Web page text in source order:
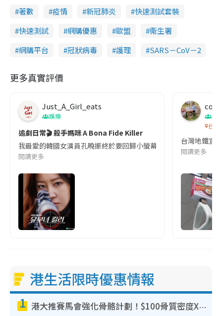
著數 疫情 新冠肺炎
快速測試套裝
快速測試
網購優惠 歐盟
衞生署
網購平台
冠狀病毒 護理 SARS－CoV－2
更多真實評價
Just_A_Girl_eats
娛樂
追劇日常🎬 殺手媽咪 A Bona Fide Killer
我最愛的韓國女演員孔曉振終於要回歸小螢幕啦!這次的劇本改編
閱讀更多
co
吹
台灣
台灣地鐵宣
閱讀更多
港生活限時優惠情報
1 港大推賽馬會強化骨骼計劃！$100骨質密度X光檢查 完成免費運動訓練送超市禮券！附參加資格